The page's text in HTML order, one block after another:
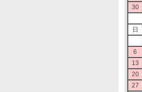
30
日
6
13
20
27